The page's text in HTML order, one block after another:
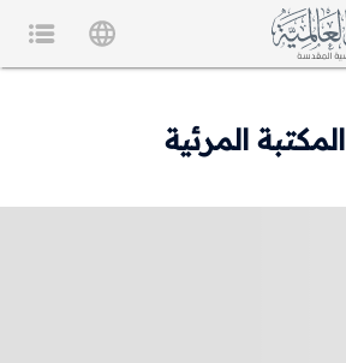
المكتبة المرئية